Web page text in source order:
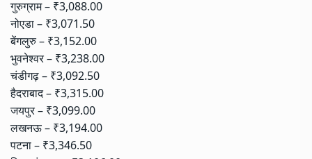
गुरुग्राम – ₹3,088.00
नोएडा– ₹3,071.50
बेंगलुरु – ₹3,152.00
भुवनेश्वर – ₹3,238.00
चंडीगढ़ – ₹3,092.50
हैदराबाद – ₹3,315.00
जयपुर – ₹3,099.00
लखनऊ– ₹3,194.00
पटना – ₹3,346.50